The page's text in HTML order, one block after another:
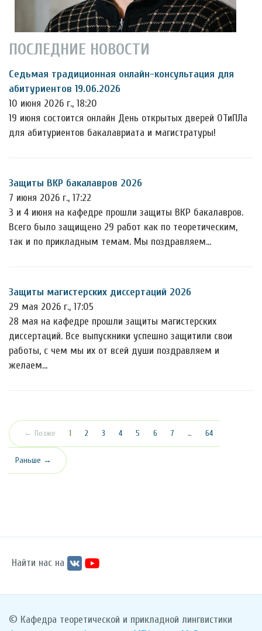
ПОСЛЕДНИЕ НОВОСТИ
Седьмая традиционная онлайн-консультация для
абитуриентов 19.06.2026
10 июня 2026 г., 18:20
19 июня состоится онлайн День открытых дверей ОТиПЛа
для абитуриентов бакалавриата и магистратуры!
Защиты ВКР бакалавров 2026
7 июня 2026 г., 17:22
3 и 4 июня на кафедре прошли защиты ВКР бакалавров.
Всего было защищено 29 работ как по теоретическим,
так и по прикладным темам. Мы поздравляем…
Защиты магистерских диссертаций 2026
29 мая 2026 г., 17:05
28 мая на кафедре прошли защиты магистерских
диссертаций. Все выпускники успешно защитили свои
работы, с чем мы их от всей души поздравляем и
желаем…
← Позже 1 (текущая)
2 3 4 5 6 7 … 64
Раньше →
Найти нас на
© Кафедра теоретической и прикладной лингвистики